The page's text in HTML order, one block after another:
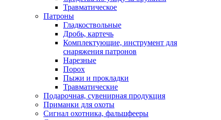
Травматическое
Патроны
Гладкоствольные
Дробь, картечь
Комплектующие, инструмент для
снаряжения патронов
Нарезные
Порох
Пыжи и прокладки
Травматические
Подарочная, сувенирная продукция
Приманки для охоты
Сигнал охотника, фальшфееры